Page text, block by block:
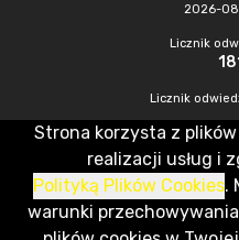
2026-
Licznik
Licznik
CMS & Hosting: Nefeni Sp. z o.o.
Strona korzysta z
realizacji usług i
Polityką Plików Cookies.
warunki